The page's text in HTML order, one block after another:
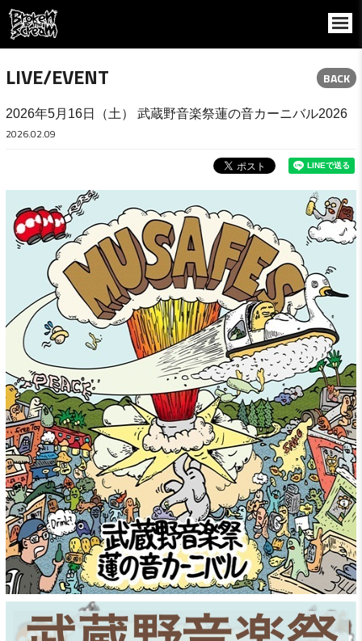
LIVE/EVENT BACK
2026年5月16日（土） 武蔵野音楽祭蓮の音カーニバル2026
2026.02.09